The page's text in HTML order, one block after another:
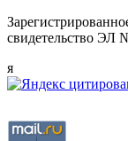
свидетельство ЭЛ
я